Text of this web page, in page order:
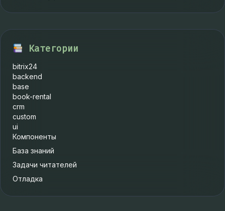
Категории
bitrix24
backend
base
book-rental
crm
custom
ui
Компоненты
База знаний
Задачи читателей
Отладка